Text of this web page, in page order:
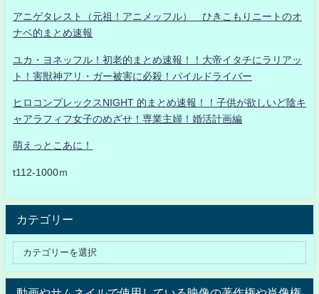
アニゲタレスト（元祖！アニメッフル） ひきこもりニートのオ
ナベ的まとめ速報
ユカ・ヨネッフル！初老的まとめ速報！！大帝イタチにラリアッ
ト！害獣神アリ・ガー被害に必殺！パイルドライバー
ヒロコンプレックスNIGHT 的まとめ速報！！子供が欲しいど陰キ
ャアラフィフ女子のめざせ！専業主婦！婚活計画編
萌えっとこあに！
t112-1000ｍ
カテゴリー